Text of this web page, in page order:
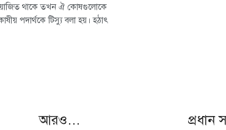
থাকে তখন ঐ কোষগুলোকে
পদার্থকে টিস্যু বলা হয়। হঠাৎ
আরও… প্রধান